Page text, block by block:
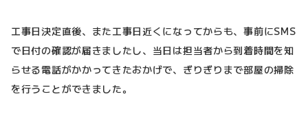
工事日決定直後、また工事日近くになってからも、事前にSMS
で日付の確認が届きましたし、当日は担当者から到着時間を知
らせる電話がかかってきたおかげで、ぎりぎりまで部屋の掃除
を行うことができました。